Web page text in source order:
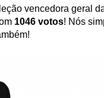
vencedora geral
1046 votos! Nós